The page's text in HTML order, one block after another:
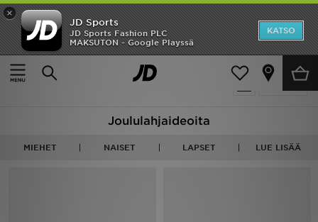
×
JD Sports
JD Sports Fashion PLC
MAKSUTON - Google Playssä
KATSO
Etusivu
Gifts
Suodata
766 tuotetta
Joululahjaideoita
MIEHET NAISET LAPSET LUE LISÄÄ
Etusivu
Ale
Miehet